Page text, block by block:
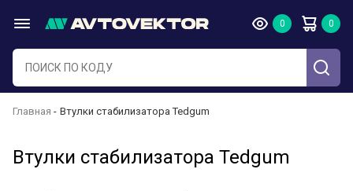
Главная Втулки стабилизатора Tedgum
Втулки стабилизатора Tedgum